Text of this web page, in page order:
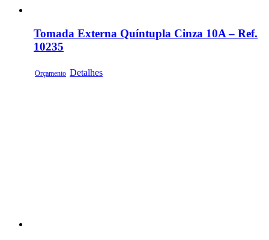
Tomada Externa Quíntupla Cinza 10A – Ref.
10235
Orçamento Detalhes